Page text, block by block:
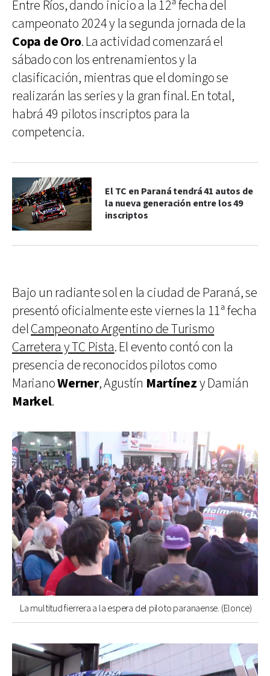
Entre Ríos, dando inicio a la 12ª fecha del
campeonato 2024 y la segunda jornada de la
Copa de Oro. La actividad comenzará el
sábado con los entrenamientos y la
clasificación, mientras que el domingo se
realizarán las series y la gran final. En total,
habrá 49 pilotos inscriptos para la
competencia.
El TC en Paraná tendrá 41 autos de
la nueva generación entre los 49
inscriptos
Bajo un radiante sol en la ciudad de Paraná, se
presentó oficialmente este viernes la 11ª fecha
delCampeonato Argentino de Turismo
Carretera y TC Pista. El evento contó con la
presencia de reconocidos pilotos como
MarianoWerner, Agustín Martínezy Damián
Markel.
La multitud fierrera a la espera del piloto paranaense. (Elonce)